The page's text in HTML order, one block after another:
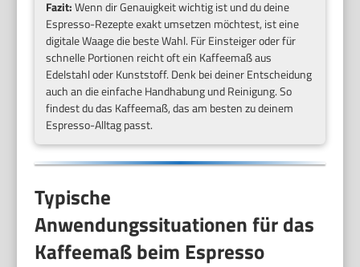
Fazit:Wenn dir Genauigkeit wichtig ist und du deine
Espresso-Rezepte exakt umsetzen möchtest, ist eine
digitale Waage die beste Wahl. Für Einsteiger oder für
schnelle Portionen reicht oft ein Kaffeemaß aus
Edelstahl oder Kunststoff. Denk bei deiner Entscheidung
auch an die einfache Handhabung und Reinigung. So
findest du das Kaffeemaß, das am besten zu deinem
Espresso-Alltag passt.
Typische
Anwendungssituationen für das
Kaffeemaß beim Espresso